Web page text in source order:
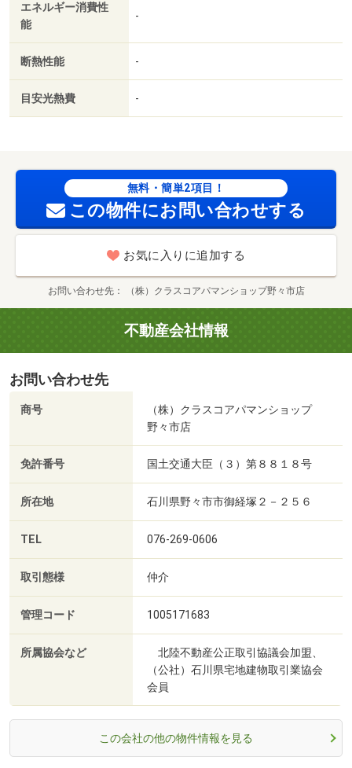
置／ネット使用料不要／築２年以内／２４時間換気システ
ム／複層ガラス／築３年以内／トイレ未使用／築５年以内
まで１０００ｍ／スギ薬局 相木店（ドラッグストア）ま
で４００ｍ／大阪屋ショップ 松任相木店（スーパー）ま
で６００ｍ／ココス 松任相木店（飲食店）まで９００ｍ
ｍ/賃貸戸数:8戸
エネルギー消費性
能
-
断熱性能 -
目安光熱費 -
無料・簡単2項目！
この物件にお問い合わせする
お気に入りに追加する
お問い合わせ先 （株）クラスコアパマンショップ野々市店
不動産会社情報
お問い合わせ先
商号
（株）クラスコアパマンショップ
野々市店
免許番号 国土交通大臣（３）第８８１８号
所在地 石川県野々市市御経塚２－２５６
TEL 076-269-0606
取引態様 仲介
管理コード 1005171683
所属協会など
北陸不動産公正取引協議会加盟、
（公社）石川県宅地建物取引業協会
会員
この会社の他の物件情報を見る